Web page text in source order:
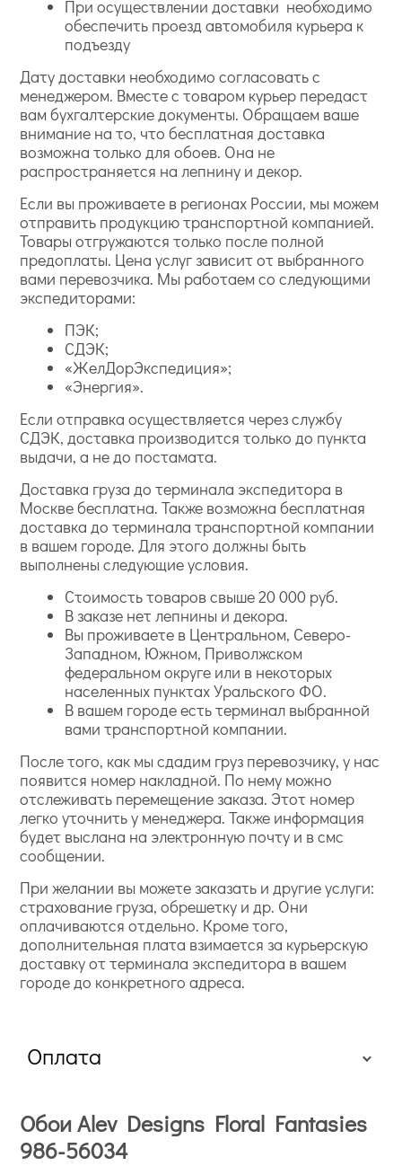
При осуществлении доставки необходимо
обеспечить проезд автомобиля курьера к
подъезду
Дату доставки необходимо согласовать с
менеджером. Вместе с товаром курьер передаст
вам бухгалтерские документы. Обращаем ваше
внимание на то, что бесплатная доставка
возможна только для обоев. Она не
распространяется на лепнину и декор.
Если вы проживаете в регионах России, мы можем
отправить продукцию транспортной компанией.
Товары отгружаются только после полной
предоплаты. Цена услуг зависит от выбранного
вами перевозчика. Мы работаем со следующими
экспедиторами:
ПЭК;
СДЭК;
«ЖелДорЭкспедиция»;
«Энергия».
Если отправка осуществляется через службу
СДЭК, доставка производится только до пункта
выдачи, а не до постамата.
Доставка груза до терминала экспедитора в
Москве бесплатна. Также возможна бесплатная
доставка до терминала транспортной компании
в вашем городе. Для этого должны быть
выполнены следующие условия.
Стоимость товаров свыше 20 000 руб.
В заказе нет лепнины и декора.
Вы проживаете в Центральном, Северо-
Западном, Южном, Приволжском
федеральном округе или в некоторых
населенных пунктах Уральского ФО.
В вашем городе есть терминал выбранной
вами транспортной компании.
После того, как мы сдадим груз перевозчику, у нас
появится номер накладной. По нему можно
отслеживать перемещение заказа. Этот номер
легко уточнить у менеджера. Также информация
будет выслана на электронную почту и в смс
сообщении.
При желании вы можете заказать и другие услуги:
страхование груза, обрешетку и др. Они
оплачиваются отдельно. Кроме того,
дополнительная плата взимается за курьерскую
доставку от терминала экспедитора в вашем
городе до конкретного адреса.
Оплата
Обои Alev Designs Floral Fantasies
986-56034